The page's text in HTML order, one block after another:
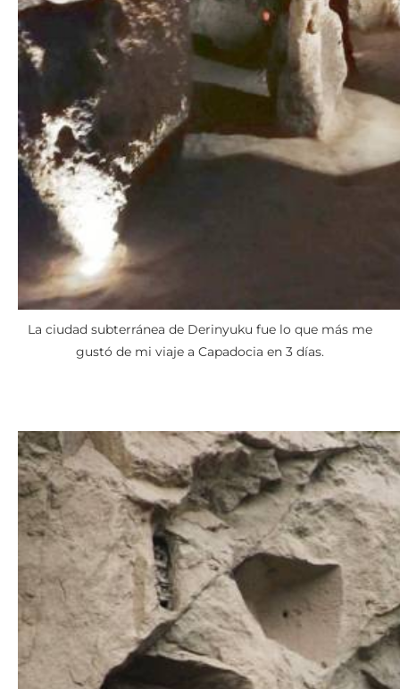
La ciudad subterránea de Derinyuku fue lo que más me
gustó de mi viaje a Capadocia en 3 días.